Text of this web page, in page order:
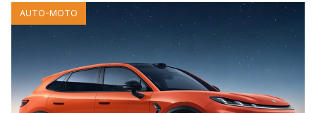
AUTO-MOTO